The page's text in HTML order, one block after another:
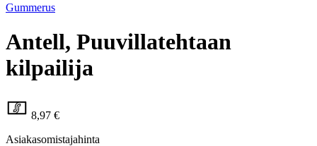
Gummerus
Antell, Puuvillatehtaan
kilpailija
8,97 €
Asiakasomistajahinta